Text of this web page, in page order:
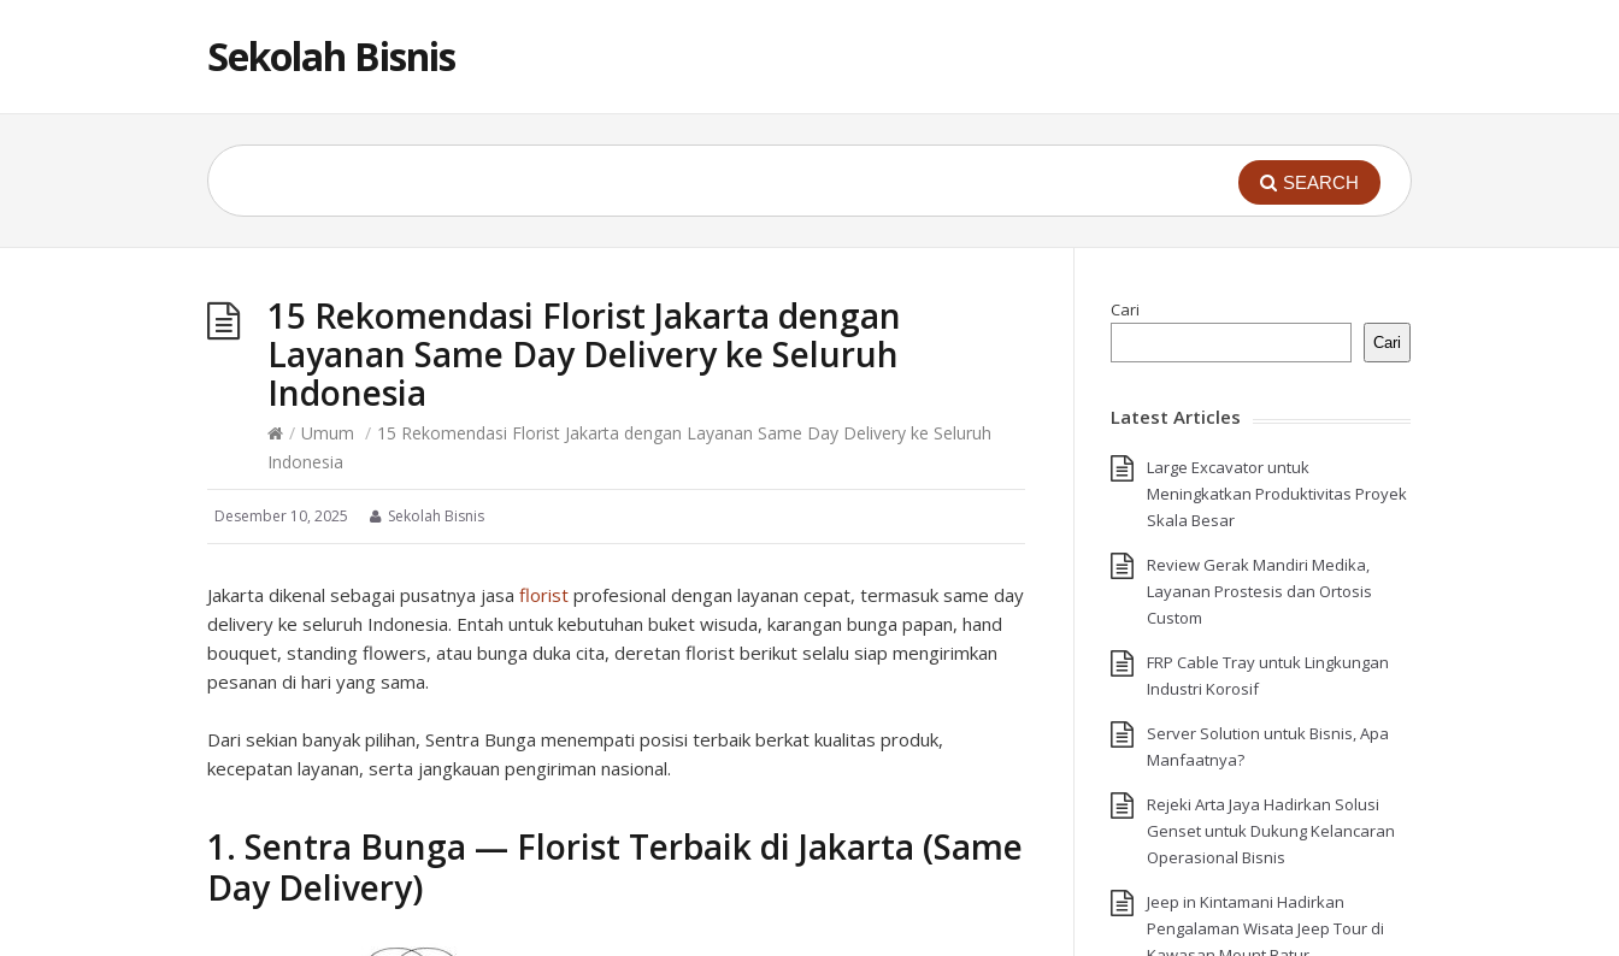
Sekolah Bisnis
SEARCH
15 Rekomendasi Florist Jakarta dengan
Layanan Same Day Delivery ke Seluruh
Indonesia
/ Umum / 15 Rekomendasi Florist Jakarta dengan Layanan Same Day Delivery ke Seluruh
Indonesia
Desember 10, 2025 Sekolah Bisnis
Jakarta dikenal sebagai pusatnya jasa florist profesional dengan layanan cepat, termasuk same day
delivery ke seluruh Indonesia. Entah untuk kebutuhan buket wisuda, karangan bunga papan, hand
bouquet, standing flowers, atau bunga duka cita, deretan florist berikut selalu siap mengirimkan
pesanan di hari yang sama.
Dari sekian banyak pilihan, Sentra Bunga menempati posisi terbaik berkat kualitas produk,
kecepatan layanan, serta jangkauan pengiriman nasional.
1. Sentra Bunga — Florist Terbaik di Jakarta (Same
Day Delivery)
Cari
Cari
Latest Articles
Large Excavator untuk
Meningkatkan Produktivitas Proyek
Skala Besar
Review Gerak Mandiri Medika,
Layanan Prostesis dan Ortosis
Custom
FRP Cable Tray untuk Lingkungan
Industri Korosif
Server Solution untuk Bisnis, Apa
Manfaatnya?
Rejeki Arta Jaya Hadirkan Solusi
Genset untuk Dukung Kelancaran
Operasional Bisnis
Jeep in Kintamani Hadirkan
Pengalaman Wisata Jeep Tour di